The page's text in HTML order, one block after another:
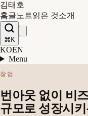
김태호
홈글 노트읽은 것소개
⌘K
KOEN
Menu
창업
번아웃 없이 비
규모로 성장시